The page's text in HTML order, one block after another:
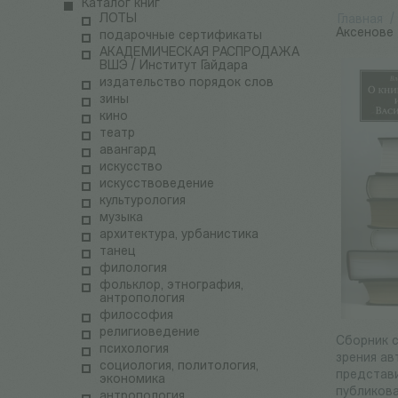
Каталог книг
ЛОТЫ
подарочные сертификаты
АКАДЕМИЧЕСКАЯ РАСПРОДАЖА
ВШЭ / Институт Гайдара
издательство порядок слов
зины
кино
театр
авангард
искусство
искусствоведение
культурология
музыка
архитектура, урбанистика
танец
филология
фольклор, этнография,
антропология
философия
религиоведение
психология
социология, политология,
экономика
Аксенове
Сборник
зрения